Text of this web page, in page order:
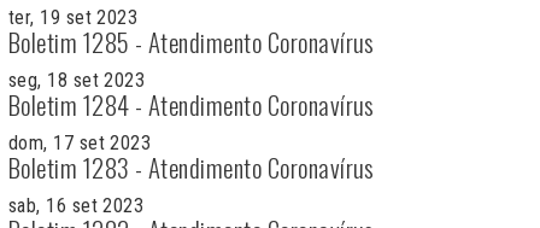
ter, 19 set 2023
Boletim 1285 - Atendimento Coronavírus
seg, 18 set 2023
Boletim 1284 - Atendimento Coronavírus
dom, 17 set 2023
Boletim 1283 - Atendimento Coronavírus
sab, 16 set 2023